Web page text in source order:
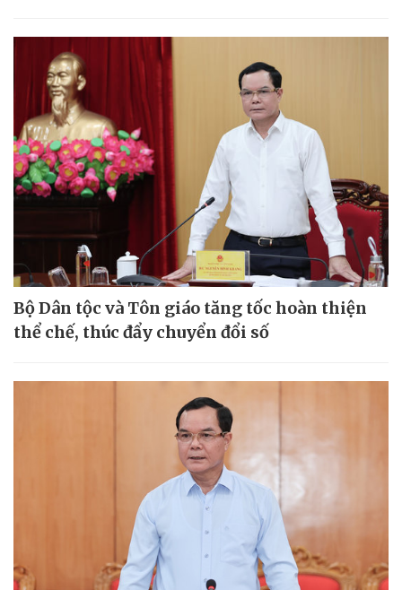
Bộ Dân tộc và Tôn giáo tăng tốc hoàn thiện
thể chế, thúc đẩy chuyển đổi số